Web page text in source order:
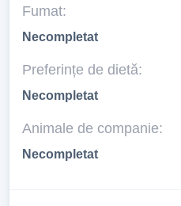
Fumat:
Necompletat
Preferințe de dietă:
Necompletat
Animale de companie:
Necompletat